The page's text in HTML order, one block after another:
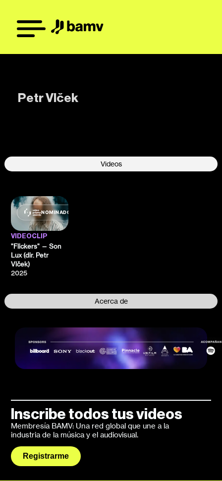
Petr Vlček
Videos
Acerca de
NOMINADO
VIDEOCLIP
"Flickers" — Son
Lux (dir. Petr
Vlček)
2025
Inscribe todos tus videos
Membresía BAMV: Una red global que une a la
industria de la música y el audiovisual.
Registrarme